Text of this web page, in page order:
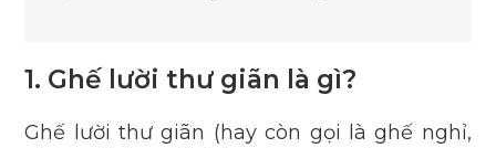
1. Ghế lười thư giãn là gì?
Ghế lười thư giãn (hay còn gọi là ghế nghỉ,